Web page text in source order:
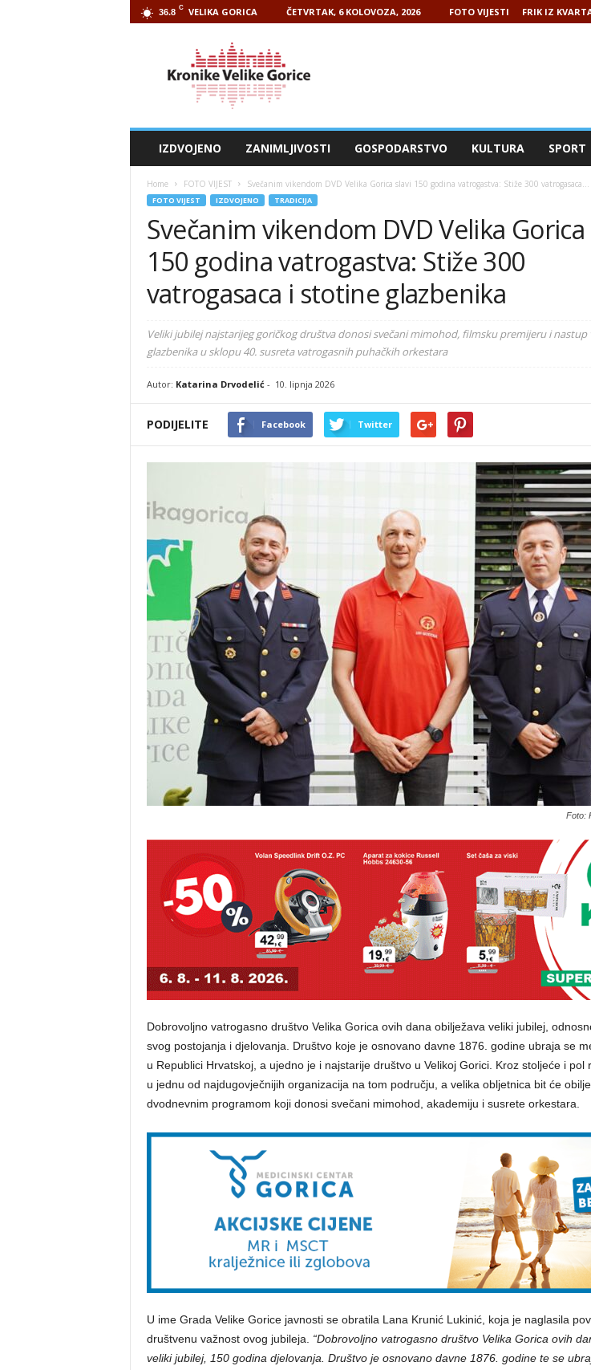
36.8 C VELIKA GORICA ČETVRTAK, 6 KOLOVOZA, 2026 FOTO VIJESTI FRIK IZ
IZDVOJENO ZANIMLJIVOSTI GOSPODARSTVO KULTURA SPORT
Home FOTO VIJEST Svečanim vikendom DVD Velika Gorica slavi 150 godina vatrogastva: Stiže 300 vatrogasaca...
FOTO VIJEST IZDVOJENO TRADICIJA
Svečanim vikendom DVD Velika Gorica
150 godina vatrogastva: Stiže 300
vatrogasaca i stotine glazbenika
Veliki jubilej najstarijeg goričkog društva donosi svečani mimohod, filmsku premijeru i nastup
glazbenika u sklopu 40. susreta vatrogasnih puhačkih orkestara
Autor: Katarina Drvodelić- 10. lipnja 2026
PODIJELITE Facebook Twitter
Foto:
Dobrovoljno vatrogasno društvo Velika Gorica ovih dana obilježava veliki jubilej,
svog postojanja i djelovanja. Društvo koje je osnovano davne 1876. godine ubraja se
u Republici Hrvatskoj, a ujedno je i najstarije društvo u Velikoj Gorici. Kroz stoljeće i pol
u jednu od najdugovječnijih organizacija na tom području, a velika obljetnica bit će
dvodnevnim programom koji donosi svečani mimohod, akademiju i susrete orkestara.
U ime Grada Velike Gorice javnosti se obratila Lana Krunić Lukinić, koja je naglasila
društvenu važnost ovog jubileja.
“Dobrovoljno vatrogasno društvo Velika Gorica ovih
veliki jubilej, 150 godina djelovanja. Društvo je osnovano davne 1876. godine te se